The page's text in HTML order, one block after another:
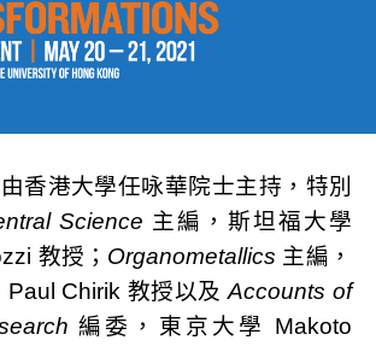
香港大學任咏華院士主持，特別
Science 主編，斯坦福大學
教授； Organometallics 主編，
Paul Chirik 教授以及Accounts of
編委，東京大學 Makoto